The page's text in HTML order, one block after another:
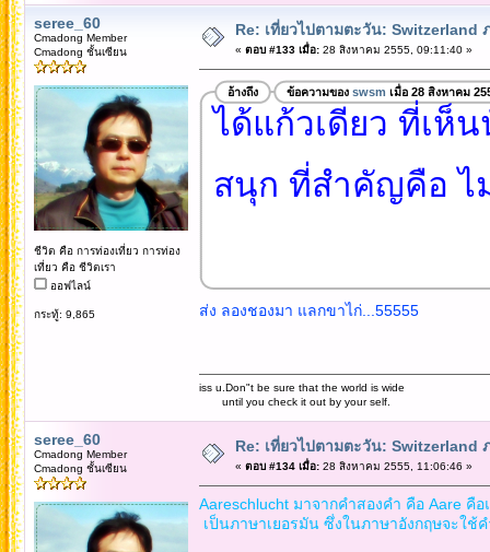
seree_60
Cmadong Member
Cmadong ชั้นเซียน
ชีวิต คือ การท่องเที่ยว การท่อง
เที่ยว คือ ชีวิตเรา
ออฟไลน์
กระทู้: 9,865
Re: เที่ยวไปตามตะวัน: Switzerland
« ตอบ #133 เมื่อ:28 สิงหาคม 2555, 09:11:40 »
อ้างถึง ข้อความของ swsm เมื่อ 28 สิงหาคม
ได้แก้วเดียว ที่เห็
สนุก ที่สำคัญคือ ไ
ส่ง ลองชองมา แลกขาไก่...55555
iss u.Don"t be sure that the world is wide
until you check it out by your self.
seree_60
Cmadong Member
Cmadong ชั้นเซียน
Re: เที่ยวไปตามตะวัน: Switzerland
« ตอบ #134 เมื่อ:28 สิงหาคม 2555, 11:06:46 »
Aareschlucht มาจากคำสองคำ คือ Aare คื
เป็นภาษาเยอรมัน ซึ่งในภาษาอังกฤษจะใช้